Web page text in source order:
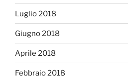
Luglio 2018
Giugno 2018
Aprile 2018
Febbraio 2018